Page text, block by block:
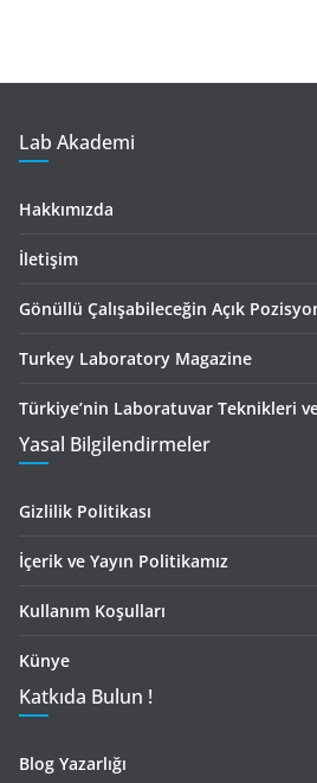
Lab Akademi
Hakkımızda
İletişim
Gönüllü Çalışabileceğin Açık
Turkey Laboratory Magazine
Türkiye’nin Laboratuvar Teknikleri
Yasal Bilgilendirmeler
Gizlilik Politikası
İçerik ve Yayın Politikamız
Kullanım Koşulları
Künye
Katkıda Bulun !
Blog Yazarlığı